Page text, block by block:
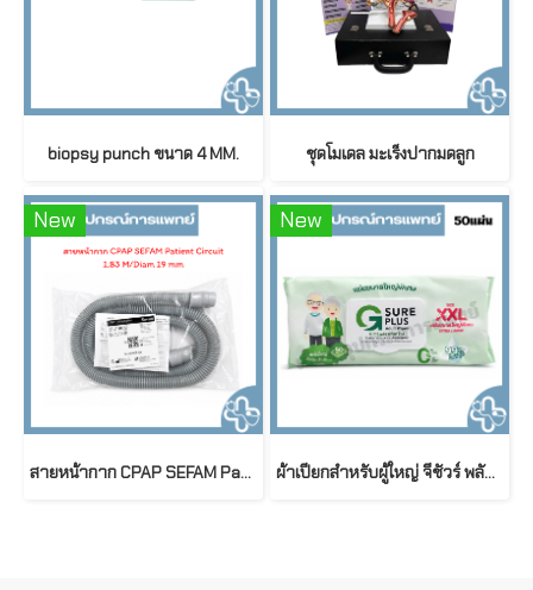
biopsy punch ขนาด 4 MM. ชุดโมเดล มะเร็งปากมดลูก
New
สายหน้ากาก CPAP SEFAM Patient Circuit 1.83 M / Diameter 19 mm
New
ผ้าเปียกสำหรับผู้ใหญ่ จีชัวร์ พลัส สูตรอ่อนโยนพิเศษ ขนาดใหญ่พิเศษ G sure Plus Adult Wet Wipes (50 ชิ้น/ห่อ)